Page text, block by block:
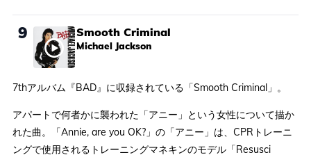
9 Smooth Criminal
Michael Jackson
7thアルバム『BAD』に収録されている「Smooth Criminal」。
アパートで何者かに襲われた「アニー」という女性について描か
れた曲。「Annie, are you OK?」の「アニー」は、CPRトレーニ
ングで使用されるトレーニングマネキンのモデル「Resusci